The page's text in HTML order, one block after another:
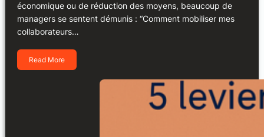
économique ou de réduction des moyens, beaucoup de
managers se sentent démunis : “Comment mobiliser mes
collaborateurs…
Read More